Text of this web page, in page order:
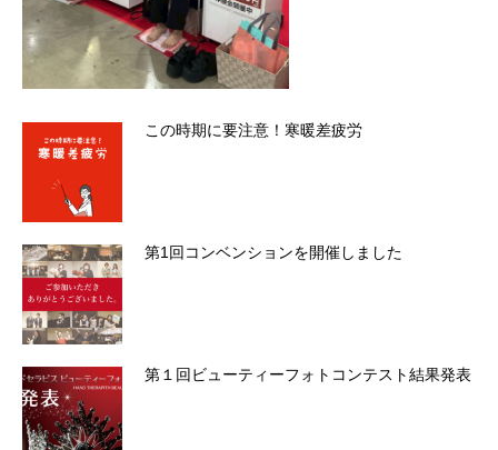
この時期に要注意！寒暖差疲労
第1回コンベンションを開催しました
第１回ビューティーフォトコンテスト結果発表